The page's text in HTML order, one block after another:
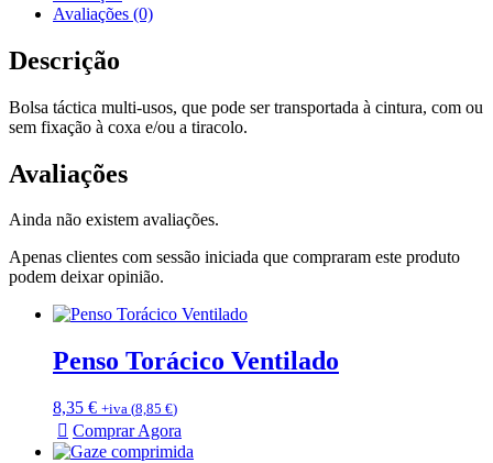
Avaliações (0)
Descrição
Bolsa táctica multi-usos, que pode ser transportada à cintura, com ou
sem fixação à coxa e/ou a tiracolo.
Avaliações
Ainda não existem avaliações.
Apenas clientes com sessão iniciada que compraram este produto
podem deixar opinião.
Penso Torácico Ventilado
8,35 € +iva (8,85 €)
Comprar Agora